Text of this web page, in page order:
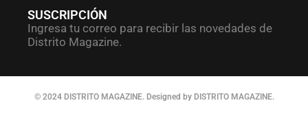
SUSCRIPCIÓN
Ingresa tu correo para recibir las novedades de
Distrito Magazine.
© 2024 DISTRITO MAGAZINE. Designed by DISTRITO MAGAZINE.